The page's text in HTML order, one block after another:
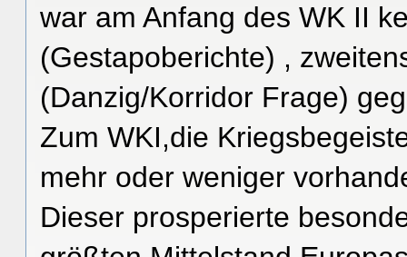
war am Anfang des WK II
(Gestapoberichte) ,
(Danzig/Korridor Frage)
Zum WKI,die
mehr oder weniger
Dieser prosperierte